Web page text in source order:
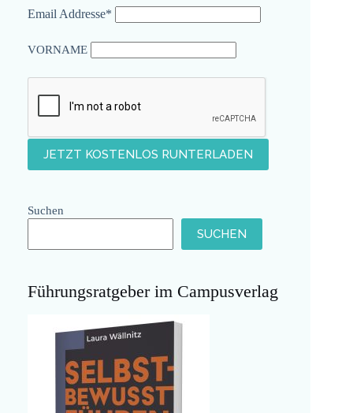
Email Addresse*
VORNAME
Suchen
SUCHEN
Führungsratgeber im Campusverlag